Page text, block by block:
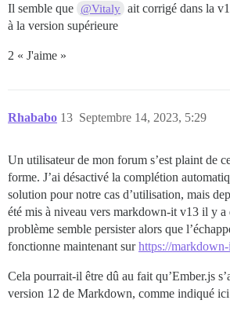
Il semble que @Vitaly ait corrigé dans la
à la version supérieure
2 « J'aime »
Rhababo Septembre 14, 2023, 5:29
13
Un utilisateur de mon forum s’est plaint de
forme. J’ai désactivé la complétion
solution pour notre cas d’utilisation, mais
été mis à niveau vers markdown-it v13 il y a
problème semble persister alors que
fonctionne maintenant surhttps://
Cela pourrait-il être dû au fait qu’Ember.js
version 12 de Markdown, comme indiqué